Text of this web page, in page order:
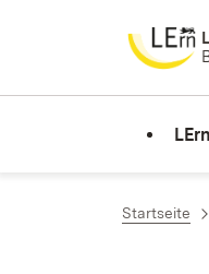
Zum Inhalt
Startseite